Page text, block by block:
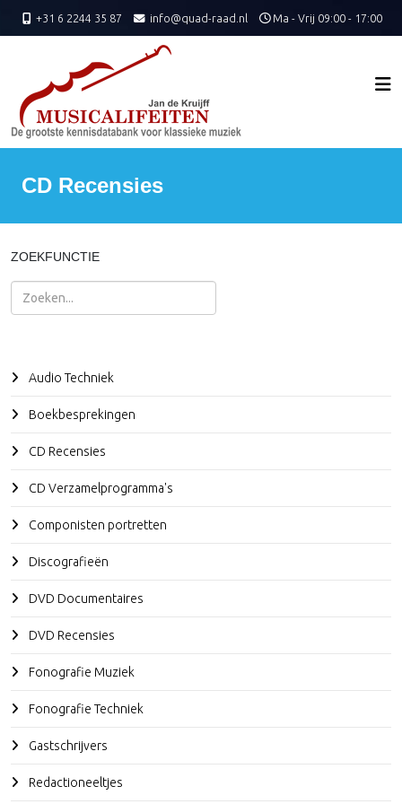
+31 6 2244 35 87 info@quad-raad.nl Ma - Vrij 09:00 - 17:00
CD Recensies
ZOEKFUNCTIE
Zoeken
Audio Techniek
Boekbesprekingen
CD Recensies
CD Verzamelprogramma's
Componisten portretten
Discografieën
DVD Documentaires
DVD Recensies
Fonografie Muziek
Fonografie Techniek
Gastschrijvers
Redactioneeltjes